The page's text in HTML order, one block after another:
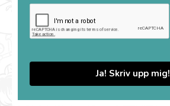
Ja! Skriv upp mig!